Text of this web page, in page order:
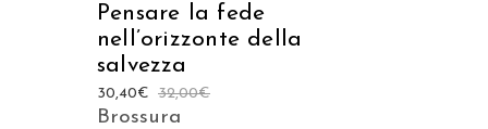
Pensare la fede
nell’orizzonte della
salvezza
32,00€
30,40€
Brossura